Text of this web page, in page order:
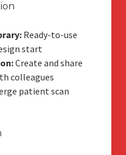
Ready-to-use
start
Create and share
colleagues
patient scan